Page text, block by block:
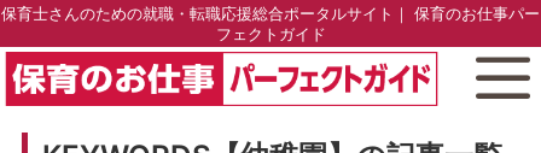
保育士さんのための就職・転職応援総合ポータルサイト｜ 保育のお仕事パー
フェクトガイド